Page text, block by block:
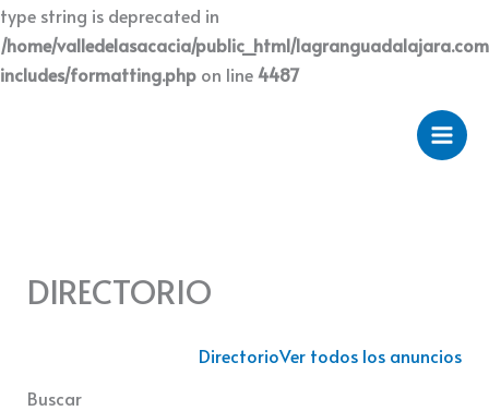
type string is deprecated in
/home/valledelasacacia/public_html/
includes/formatting.php on line4487
DIRECTORIO
DirectorioVer todos los anuncios
Buscar